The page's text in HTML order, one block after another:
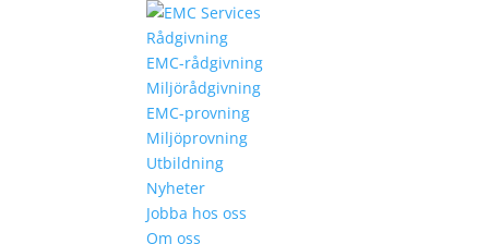
Rådgivning
EMC-rådgivning
Miljörådgivning
EMC-provning
Miljöprovning
Utbildning
Nyheter
Jobba hos oss
Om oss